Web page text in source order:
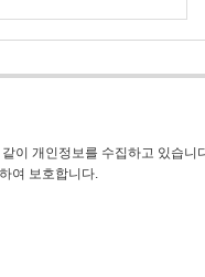
이 개인정보를 수집하고 있습니
여 보호합니다.